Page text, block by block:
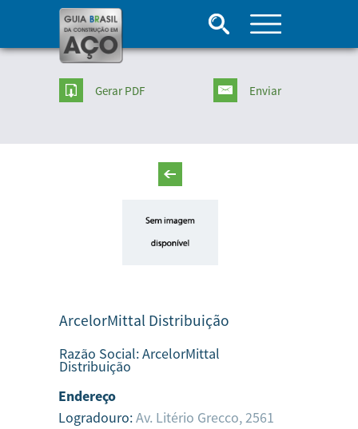
Gerar PDF Enviar
ArcelorMittal Distribuição
Razão Social:ArcelorMittal
Distribuição
Endereço
Logradouro:Av. Litério Grecco, 2561